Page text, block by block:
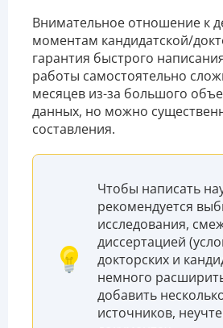
Внимательное отношение к
моментам кандидатской/
гарантия быстрого
работы самостоятельно
месяцев из-за большого
данных, но можно
составления.
Чтобы написать
рекомендуется
исследования,
диссертацией
докторских и
немного
добавить
источников,